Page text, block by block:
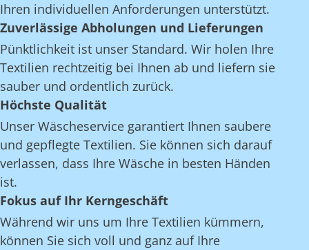
Ihren individuellen Anforderungen unterstützt.
Zuverlässige Abholungen und Lieferungen
Pünktlichkeit ist unser Standard. Wir holen Ihre
Textilien rechtzeitig bei Ihnen ab und liefern sie
sauber und ordentlich zurück.
Höchste Qualität
Unser Wäscheservice garantiert Ihnen saubere
und gepflegte Textilien. Sie können sich darauf
verlassen, dass Ihre Wäsche in besten Händen
ist.
Fokus auf Ihr Kerngeschäft
Während wir uns um Ihre Textilien kümmern,
können Sie sich voll und ganz auf Ihre